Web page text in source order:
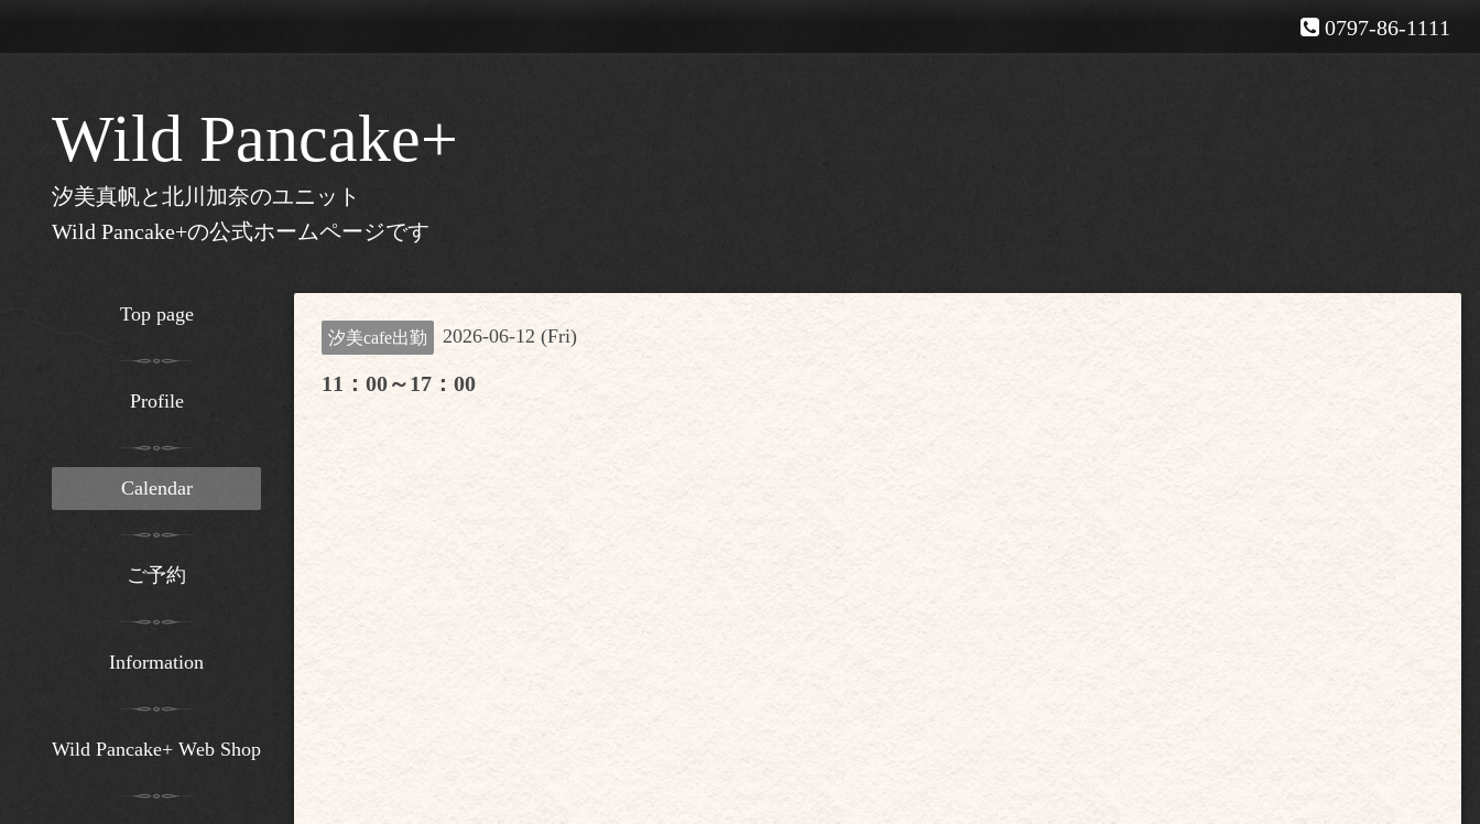
0797-86-1111
Wild Pancake+
汐美真帆と北川加奈のユニット
Wild Pancake+の公式ホームページです
汐美cafe出勤 2026-06-12 (Fri)
11：00～17：00
Top page
Profile
Calendar
ご予約
Information
Wild Pancake+ Web Shop